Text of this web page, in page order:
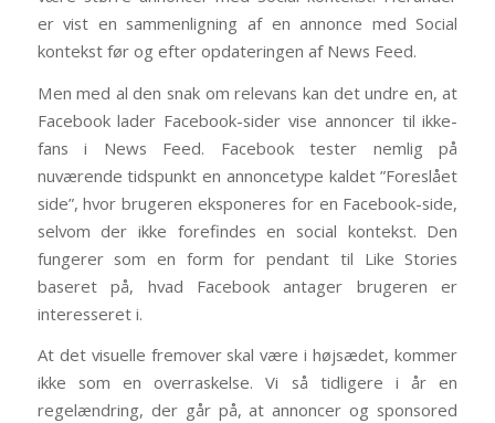
er vist en sammenligning af en annonce med Social
kontekst før og efter opdateringen af News Feed.
Men med al den snak om relevans kan det undre en, at
Facebook lader Facebook-sider vise annoncer til ikke-
fans i News Feed. Facebook tester nemlig på
nuværende tidspunkt en annoncetype kaldet ”Foreslået
side”, hvor brugeren eksponeres for en Facebook-side,
selvom der ikke forefindes en social kontekst. Den
fungerer som en form for pendant til Like Stories
baseret på, hvad Facebook antager brugeren er
interesseret i.
At det visuelle fremover skal være i højsædet, kommer
ikke som en overraskelse. Vi så tidligere i år en
regelændring, der går på, at annoncer og sponsored